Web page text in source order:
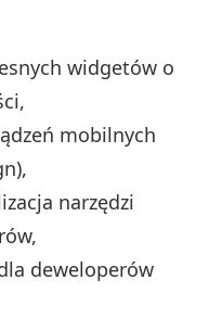
widgetów o
mobilnych
narzędzi
deweloperów